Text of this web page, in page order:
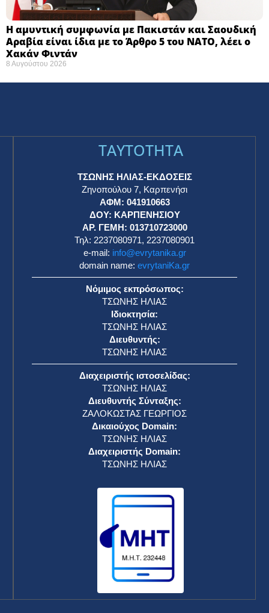
Η αμυντική συμφωνία με Πακιστάν και Σαουδική
Αραβία είναι ίδια με το Άρθρο 5 του ΝΑΤΟ, λέει ο
Χακάν Φιντάν
8 Αυγούστου 2026
TAYTOTHTA
ΤΣΩΝΗΣ ΗΛΙΑΣ-ΕΚΔΟΣΕΙΣ
Ζηνοπούλου 7, Καρπενήσι
ΑΦΜ: 041910663
ΔΟΥ: ΚΑΡΠΕΝΗΣΙΟΥ
ΑΡ. ΓΕΜΗ: 013710723000
Τηλ: 2237080971, 2237080901
e-mail: info@evrytanika.gr
domain name: evrytaniKa.gr
Νόμιμος εκπρόσωπος:
ΤΣΩΝΗΣ ΗΛΙΑΣ
Ιδιοκτησία:
ΤΣΩΝΗΣ ΗΛΙΑΣ
Διευθυντής:
ΤΣΩΝΗΣ ΗΛΙΑΣ
Διαχειριστής ιστοσελίδας:
ΤΣΩΝΗΣ ΗΛΙΑΣ
Διευθυντής Σύνταξης:
ΖΑΛΟΚΩΣΤΑΣ ΓΕΩΡΓΙΟΣ
Δικαιούχος Domain:
ΤΣΩΝΗΣ ΗΛΙΑΣ
Διαχειριστής Domain:
ΤΣΩΝΗΣ ΗΛΙΑΣ